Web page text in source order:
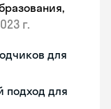
г.
для
подход для